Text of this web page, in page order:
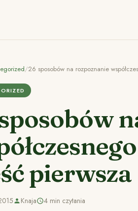
/26 sposobów na rozpoznanie
pierwsza
Knaja 4 min czytania